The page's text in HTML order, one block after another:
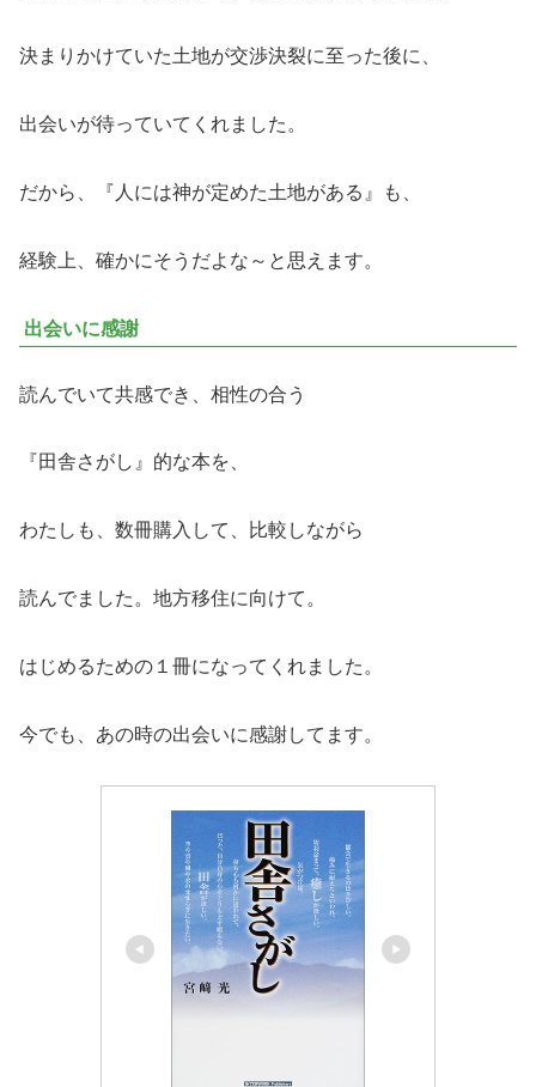
決まりかけていた土地が交渉決裂に至った後に、
出会いが待っていてくれました。
だから、『人には神が定めた土地がある』も、
経験上、確かにそうだよな～と思えます。
出会いに感謝
読んでいて共感でき、相性の合う
『田舎さがし』的な本を、
わたしも、数冊購入して、比較しながら
読んでました。地方移住に向けて。
はじめるための１冊になってくれました。
今でも、あの時の出会いに感謝してます。